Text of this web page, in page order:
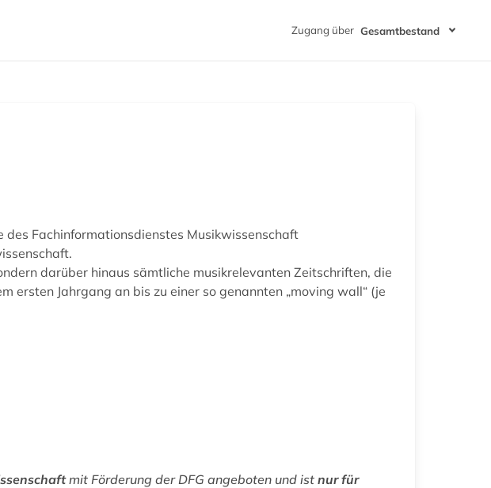
Zugang über Gesamtbestand
des Fachinformationsdienstes Musikwissenschaft
darüber hinaus sämtliche musikrelevanten Zeitschriften, die
ersten Jahrgang an bis zu einer so genannten „moving wall“ (je
mit Förderung der DFG angeboten und ist nur für